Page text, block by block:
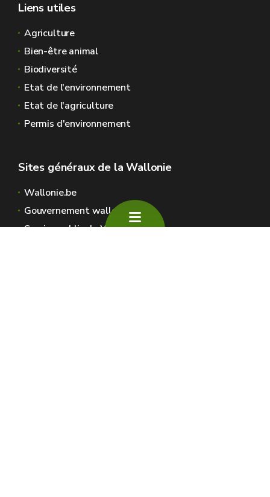
Liens utiles
Agriculture
Bien-être animal
Biodiversité
Etat de l'environnement
Etat de l'agriculture
Permis d'environnement
Sites généraux de la Wallonie
Wallonie.be
Gouvernement wallon
Service public de Wallonie